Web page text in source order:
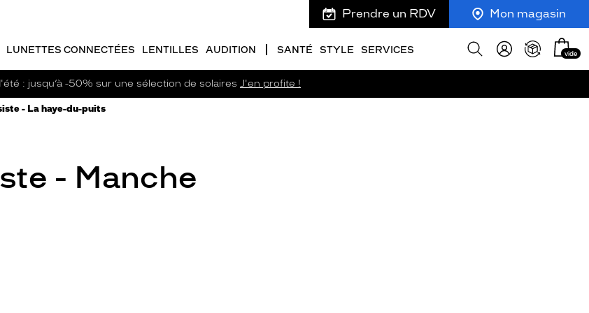
Prendre un RDV Mon magasin
LUNETTES CONNECTÉES LENTILLES AUDITION SANTÉ STYLE SERVICES
Afficher
Mon
panier
vide
: jusqu’à -50% sur une sélection de solaires J'en profite !
- La haye-du-puits
- Manche